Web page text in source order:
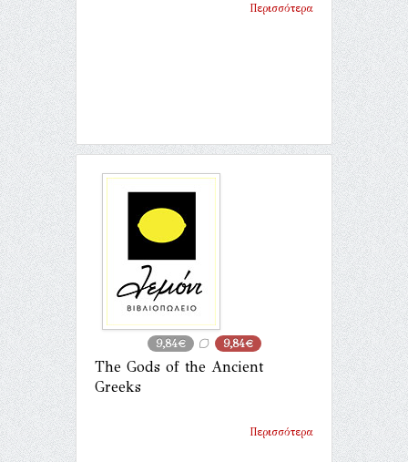
Περισσότερα
9,84€ 9,84€
The Gods of the Ancient
Greeks
Περισσότερα